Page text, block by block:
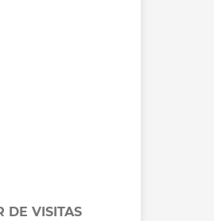
DE VISITAS